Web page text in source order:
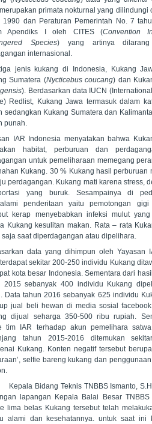
primata nokturnal yang dilindungi
1990 dan Peraturan Pemerintah No. 7
Apendiks I oleh CITES (Convention
Species) yang artinya
internasional.
jenis kukang di Indonesia, Kukang
Sumatera (Nycticebus coucang) dan
). Berdasarkan data IUCN
Redlist, Kukang Jawa termasuk dalam
sedangkan Kukang Sumatera dan
punah.
IAR Indonesia menyatakan bahwa
habitat, perburuan dan
untuk pemeliharaan memegang
Kukang. 30 % Kukang hasil perburuan
perdagangan. Kukang mati karena stress,
yang buruk. Sesampainya di
penderitaan yaitu pemotongan
kerap menyebabkan infeksi mulut
Kukang kesulitan makan. Rata – rata
saja saat diperdagangan atau dipelihara.
data yang dihimpun oleh Yayasan
sekitar 200-250 individu Kukang
kota besar Indonesia. Sementara dari
2015 sebanyak 400 individu Kukang
Data tahun 2016 sebanyak 625 individu
jual beli hewan di media sosial
dijual seharga 350-500 ribu rupiah.
tim IAR terhadap akun pemelihara
tahun 2015-2016 ditemukan
Kukang. Konten negatif tersebut
selfie bareng kukang dan
Bidang Teknis TNBBS Ismanto,
lapangan Kepala Balai Besar TNBBS
lima belas Kukang tersebut telah
alami dan kesehatannya. untuk saat ini